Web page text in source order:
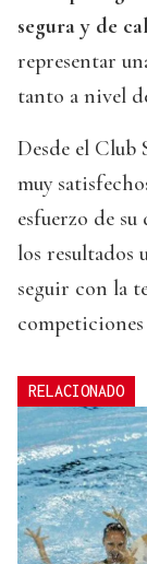
segura y de
representar
tanto a nivel
Desde el
muy
esfuerzo de
los resultados
seguir con la
RELACIONADO